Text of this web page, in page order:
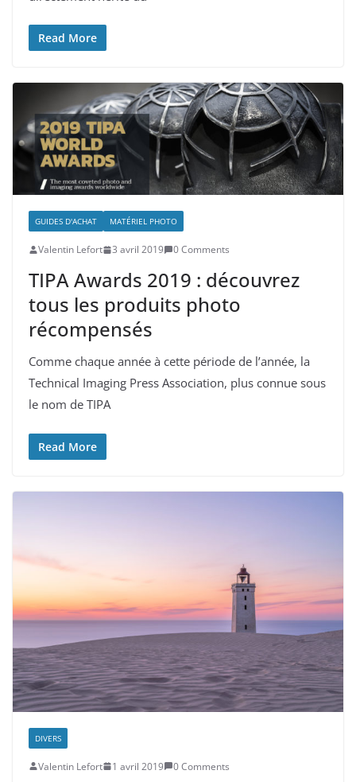
Read More
GUIDES D'ACHAT MATÉRIEL PHOTO
Valentin Lefort 3 avril 2019 0 Comments
TIPA Awards 2019 : découvrez
tous les produits photo
récompensés
Comme chaque année à cette période de l’année, la
Technical Imaging Press Association, plus connue sous
le nom de TIPA
Read More
DIVERS
Valentin Lefort 1 avril 2019 0 Comments